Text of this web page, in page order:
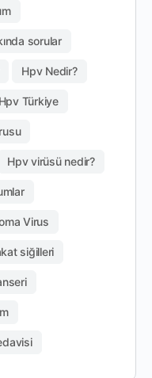
sorular
Hpv Nedir?
Hpv Türkiye
Hpv virüsü nedir?
Virus
siğilleri